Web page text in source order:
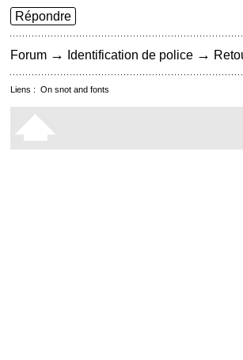
Répondre
Forum → Identification de police →
Liens : On snot and fonts